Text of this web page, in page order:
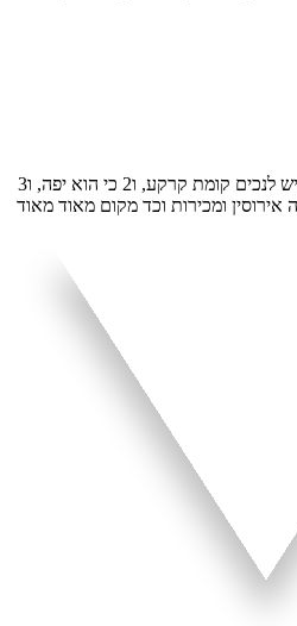
אהבתי מכמה סיבות 1 האולם נגיש לנכים קומת קרקע, ו2 כי הוא יפה, ו3
ומכירות וכד מקום מאוד מאוד